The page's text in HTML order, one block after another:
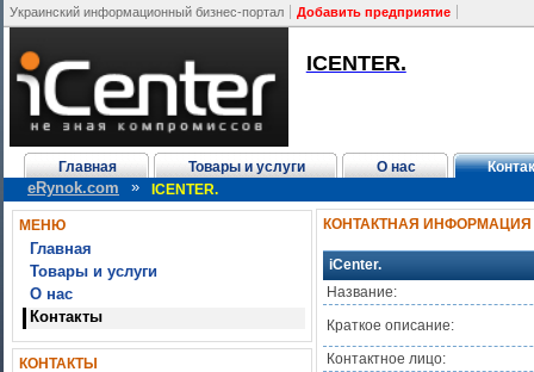
Украинский информационный бизнес-портал Добавить предприятие
ICENTER.
Главная Товары и услуги О нас
eRynok.com » ICENTER.
МЕНЮ
Главная
Товары и услуги
О нас
Контакты
КОНТАКТЫ
КОНТАКТНАЯ ИНФОРМАЦИЯ
iCenter.
Название:
Краткое описание:
Контактное лицо: